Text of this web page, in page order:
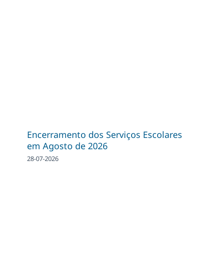
Encerramento dos Serviços Escolares
em Agosto de 2026
28-07-2026